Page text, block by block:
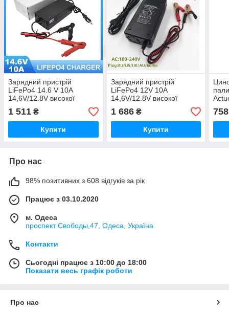
Зарядний пристрій
LiFePo4 14.6 V 10A
14,6V/12.8V високої
літій-залізо-фосфатних
акумуляторів.
1 511 ₴
Купити
Зарядний пристрій
LiFePo4 12V 10A
14,6V/12.8V високої
потужності 300W для літій-
залізо-фосфатних
акумуляторів
1 686₴
Купити
758
Про нас
98% позитивних з 608 відгуків за рік
Працює з 03.10.2020
м. Одеса
проспект Свободы,47, Одеса, Україна
Контакти
Сьогодні працює з 10:00 до 18:00
Показати весь графік роботи
Про нас